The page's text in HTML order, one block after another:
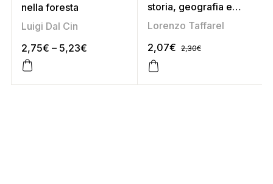
nella foresta
Luigi Dal Cin
2,75€ – 5,23€
storia, geografia e
cittadinanza 4
Lorenzo Taffarel
2,07€ 2,30€